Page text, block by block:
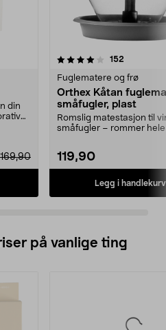
din
169,90
152
Fuglematere og frø
Orthex Kåtan
småfugler, plast
Romslig matestasjon til
småfugler – rommer
119,90
Legg i handlekurv
5.0 av 5 stjerner
på vanlige ting